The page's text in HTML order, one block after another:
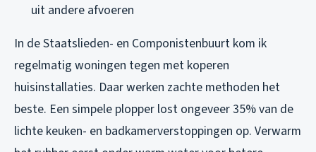
uit andere afvoeren
In de Staatslieden- en Componistenbuurt kom ik
regelmatig woningen tegen met koperen
huisinstallaties. Daar werken zachte methoden het
beste. Een simpele plopper lost ongeveer 35% van de
lichte keuken- en badkamerverstoppingen op. Verwarm